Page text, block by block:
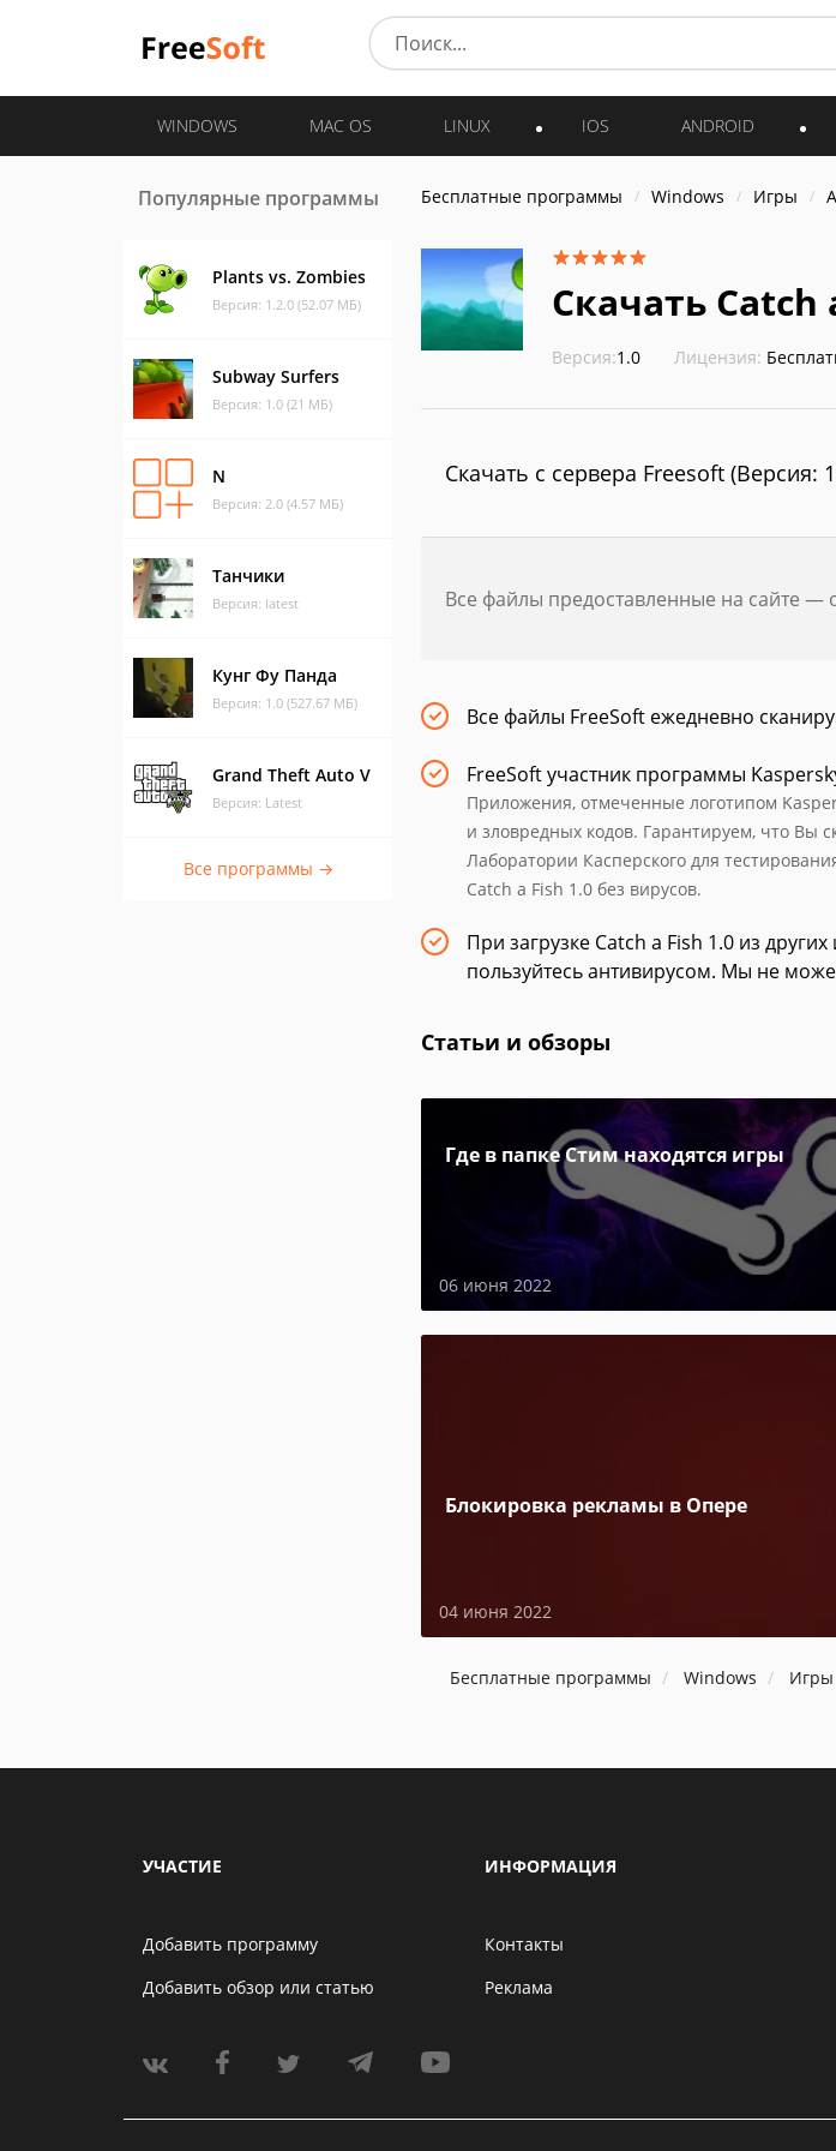
WINDOWS MAC OS LINUX IOS ANDROID
Популярные программы
Plants vs. Zombies
Версия: 1.2.0 (52.07 МБ)
Subway Surfers
Версия: 1.0 (21 МБ)
N
Версия: 2.0 (4.57 МБ)
Танчики
Версия: latest
Кунг Фу Панда
Версия: 1.0 (527.67 МБ)
Grand Theft Auto V
Версия: Latest
Все программы →
Бесплатные программы Windows Игры
Скачать Catch
Версия:1.0 Лицензия:
Скачать с сервера Freesoft (Версия:
Все файлы предоставленные на сайте
Все файлы FreeSoft ежедневно
FreeSoft участник программы
Приложения, отмеченные логотипом
и зловредных кодов. Гарантируем, что Вы
Лаборатории Касперского для
Catch a Fish 1.0 без вирусов.
При загрузке Catch a Fish 1.0 из
пользуйтесь антивирусом. Мы не
Статьи и обзоры
Где в папке Стим находятся игры
06 июня 2022
Блокировка рекламы в Опере
04 июня 2022
Бесплатные программы Windows Игры
УЧАСТИЕ
Добавить программу
Добавить обзор или статью
ИНФОРМАЦИЯ
Контакты
Реклама